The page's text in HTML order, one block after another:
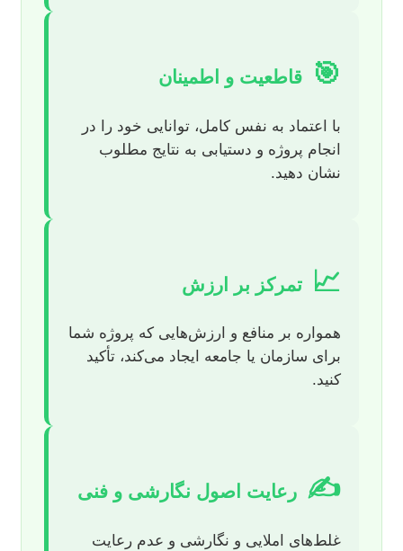
🎯 قاطعیت و اطمینان
با اعتماد به نفس کامل، توانایی خود را در
انجام پروژه و دستیابی به نتایج مطلوب
نشان دهید.
📈 تمرکز بر ارزش
همواره بر منافع و ارزش‌هایی که پروژه شما
برای سازمان یا جامعه ایجاد می‌کند، تأکید
کنید.
✍️ رعایت اصول نگارشی و فنی
غلط‌های املایی و نگارشی و عدم رعایت